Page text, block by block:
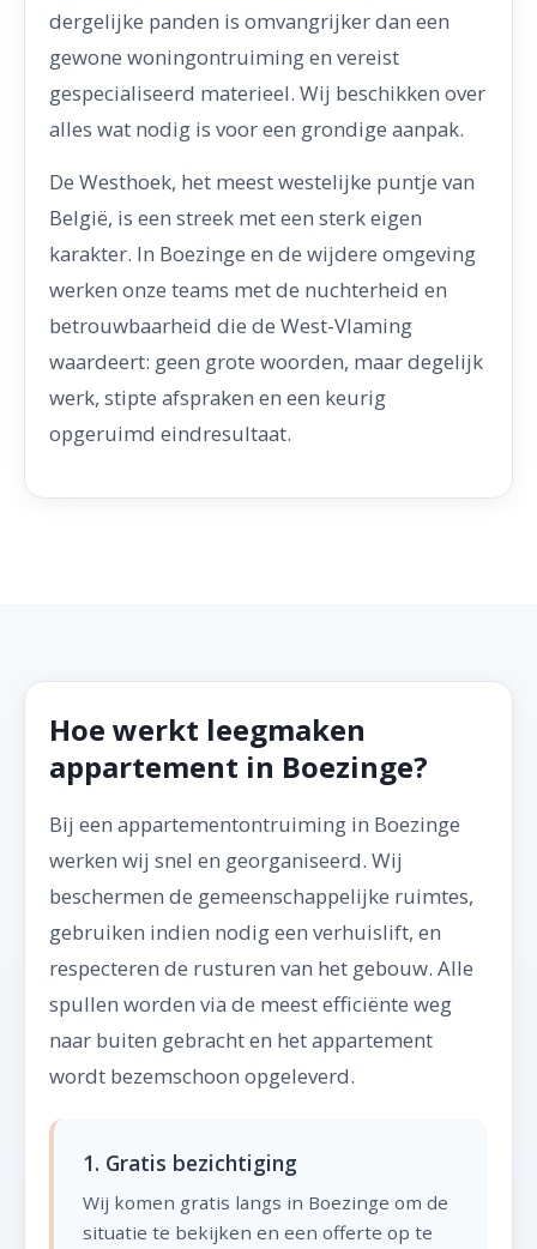
dergelijke panden is omvangrijker dan een
gewone woningontruiming en vereist
gespecialiseerd materieel. Wij beschikken over
alles wat nodig is voor een grondige aanpak.
De Westhoek, het meest westelijke puntje van
België, is een streek met een sterk eigen
karakter. In Boezinge en de wijdere omgeving
werken onze teams met de nuchterheid en
betrouwbaarheid die de West-Vlaming
waardeert: geen grote woorden, maar degelijk
werk, stipte afspraken en een keurig
opgeruimd eindresultaat.
Hoe werkt leegmaken
appartement in Boezinge?
Bij een appartementontruiming in Boezinge
werken wij snel en georganiseerd. Wij
beschermen de gemeenschappelijke ruimtes,
gebruiken indien nodig een verhuislift, en
respecteren de rusturen van het gebouw. Alle
spullen worden via de meest efficiënte weg
naar buiten gebracht en het appartement
wordt bezemschoon opgeleverd.
1. Gratis bezichtiging
Wij komen gratis langs in Boezinge om de
situatie te bekijken en een offerte op te